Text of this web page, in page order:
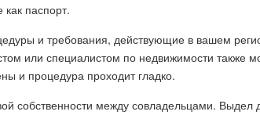
как паспорт.
и требования, действующие в вашем
или специалистом по недвижимости также
и процедура проходит гладко.
собственности между совладельцами. Выдел